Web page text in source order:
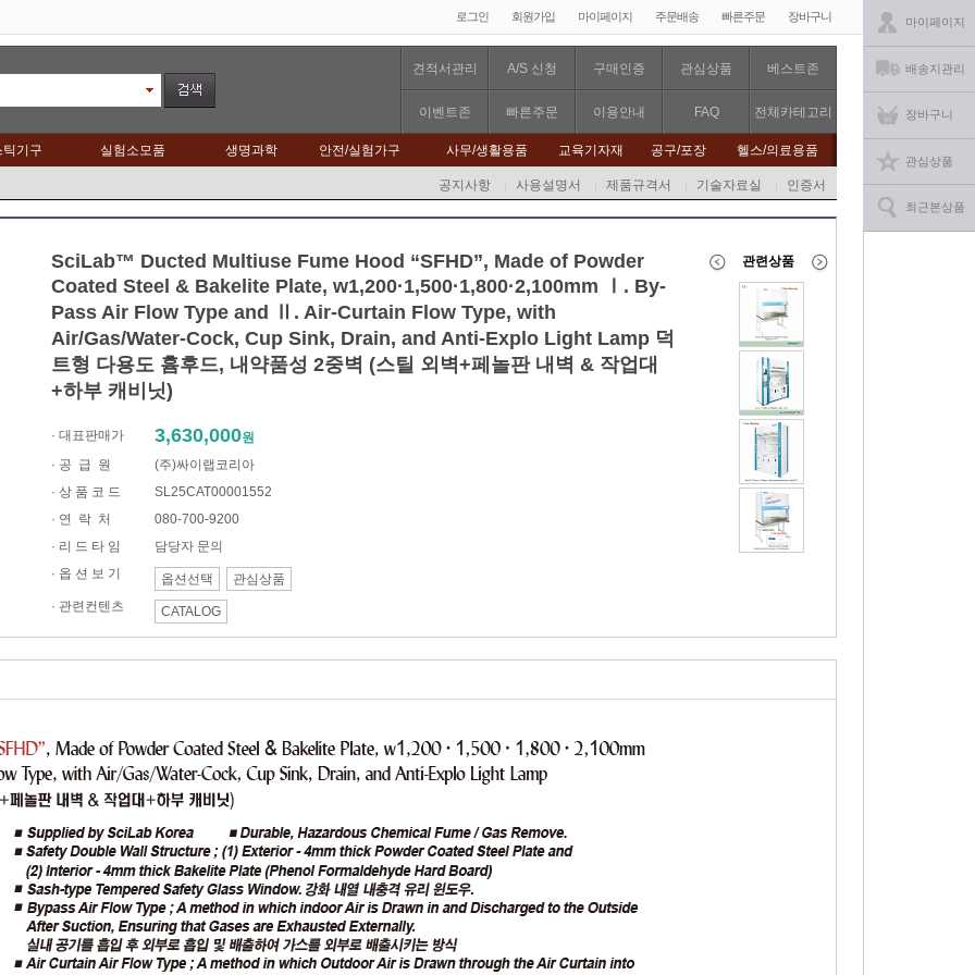
로그인 회원가입 마이페이지 주문배송 빠른주문 장바구니
견적서관리 A/S 신청 구매인증 관심상품 베스트존
이벤트존 빠른주문 이용안내 FAQ 전체카테고리
기구 실험소모품 생명과학 안전/실험가구 사무/생활용품 교육기자재 공구/포장 헬스/의료용품
공지사항 사용설명서 제품규격서 기술자료실 인증서
SciLab™ Ducted Multiuse Fume Hood “SFHD”, Made of Powder
Coated Steel & Bakelite Plate, w1,200·1,500·1,800·2,100mm Ⅰ. By-
Pass Air Flow Type and Ⅱ. Air-Curtain Flow Type, with
Air/Gas/Water-Cock, Cup Sink, Drain, and Anti-Explo Light Lamp 덕
트형 다용도 흄후드, 내약품성 2중벽 (스틸 외벽+페놀판 내벽 & 작업대
+하부 캐비닛)
· 대표판매가 3,630,000원
· 공 급 원
(주)싸이랩코리아
· 상 품 코 드
SL25CAT00001552
· 연 락 처
080-700-9200
· 리 드 타 임
담당자 문의
· 옵 션 보 기
옵션선택
관심상품
· 관련컨텐츠 CATALOG
관련상품
마이페이지
배송지관리
장바구니
관심상품
최근본상품